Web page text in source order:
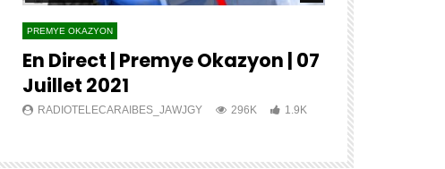
PREMYE OKAZYON
En Direct | Premye Okazyon | 07
Juillet 2021
RADIOTELECARAIBES_JAWJGY 296K 1.9K
??
???? ????